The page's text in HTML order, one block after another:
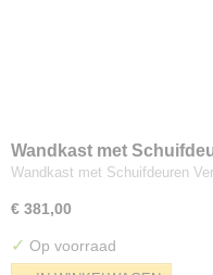
Wandkast met
Wandkast met Schuifdeuren
€ 381,00
✓ Op voorraad